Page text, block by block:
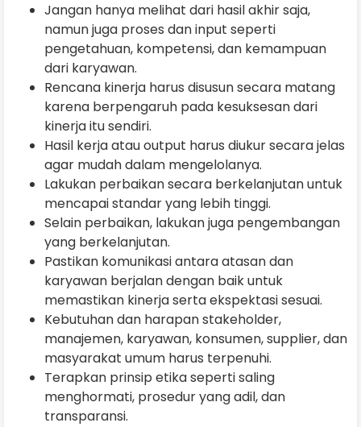
Jangan hanya melihat dari hasil akhir saja,
namun juga proses dan input seperti
pengetahuan, kompetensi, dan kemampuan
dari karyawan.
Rencana kinerja harus disusun secara matang
karena berpengaruh pada kesuksesan dari
kinerja itu sendiri.
Hasil kerja atau output harus diukur secara jelas
agar mudah dalam mengelolanya.
Lakukan perbaikan secara berkelanjutan untuk
mencapai standar yang lebih tinggi.
Selain perbaikan, lakukan juga pengembangan
yang berkelanjutan.
Pastikan komunikasi antara atasan dan
karyawan berjalan dengan baik untuk
memastikan kinerja serta ekspektasi sesuai.
Kebutuhan dan harapan stakeholder,
manajemen, karyawan, konsumen, supplier, dan
masyarakat umum harus terpenuhi.
Terapkan prinsip etika seperti saling
menghormati, prosedur yang adil, dan
transparansi.